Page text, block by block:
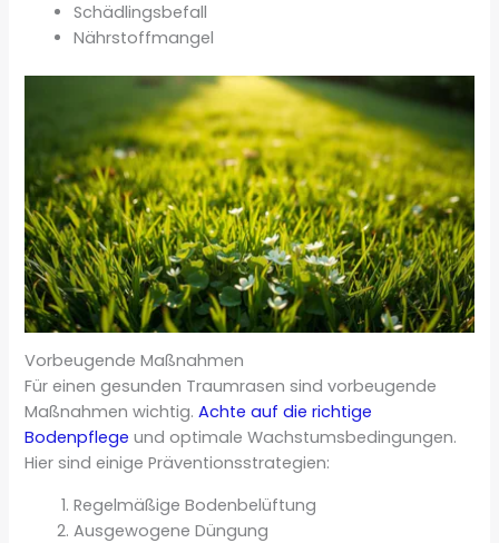
Schädlingsbefall
Nährstoffmangel
Vorbeugende Maßnahmen
Für einen gesunden Traumrasen sind vorbeugende
Maßnahmen wichtig.Achte auf die richtige
Bodenpflege und optimale Wachstumsbedingungen.
Hier sind einige Präventionsstrategien:
Regelmäßige Bodenbelüftung
Ausgewogene Düngung